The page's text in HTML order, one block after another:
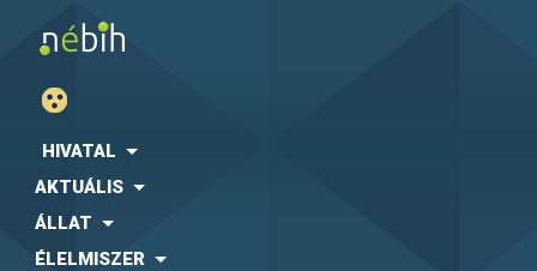
HIVATAL
AKTUÁLIS
ÁLLAT
ÉLELMISZER